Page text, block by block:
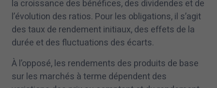
la croissance des bénéfices, des dividendes et de
l’évolution des ratios. Pour les obligations, il s’agit
des taux de rendement initiaux, des effets de la
durée et des fluctuations des écarts.
À l’opposé, les rendements des produits de base
sur les marchés à terme dépendent des